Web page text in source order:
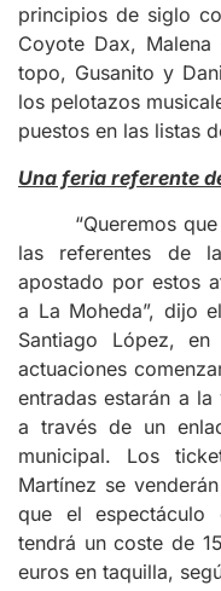
principios de siglo
Coyote Dax,
topo, Gusanito y
los pelotazos
puestos en las listas
Una feria referente
“Queremos
las referentes de
apostado por estos
a La Moheda”, dijo
Santiago López,
actuaciones
entradas estarán a
a través de un
municipal. Los
Martínez se
que el espectáculo
tendrá un coste de
euros en taquilla,